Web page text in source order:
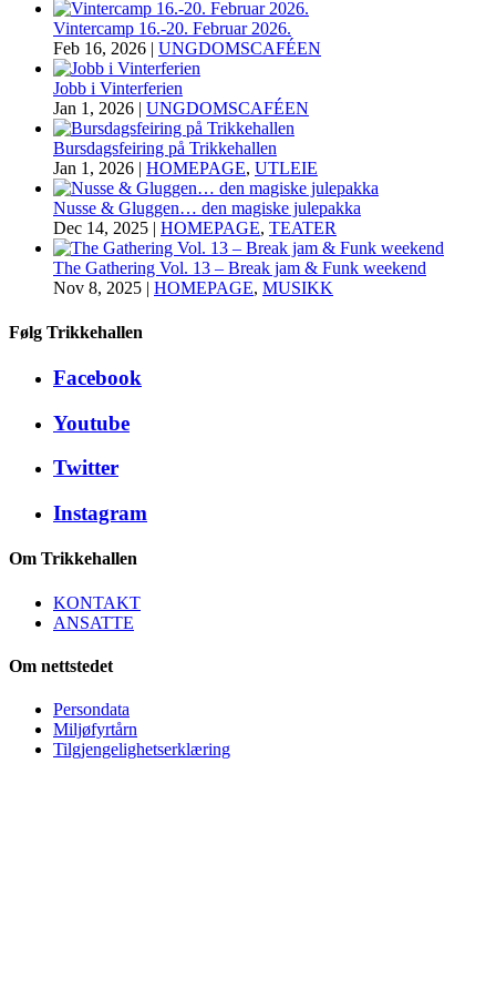
Vintercamp 16.-20. Februar 2026.
Feb 16, 2026 | UNGDOMSCAFÉEN
Jobb i Vinterferien
Jan 1, 2026 | UNGDOMSCAFÉEN
Bursdagsfeiring på Trikkehallen
Jan 1, 2026 | HOMEPAGE, UTLEIE
Nusse & Gluggen… den magiske julepakka
Dec 14, 2025 | HOMEPAGE, TEATER
The Gathering Vol. 13 – Break jam & Funk weekend
Nov 8, 2025 | HOMEPAGE, MUSIKK
Følg Trikkehallen
Facebook
Youtube
Twitter
Instagram
Om Trikkehallen
KONTAKT
ANSATTE
Om nettstedet
Persondata
Miljøfyrtårn
Tilgjengelighetserklæring